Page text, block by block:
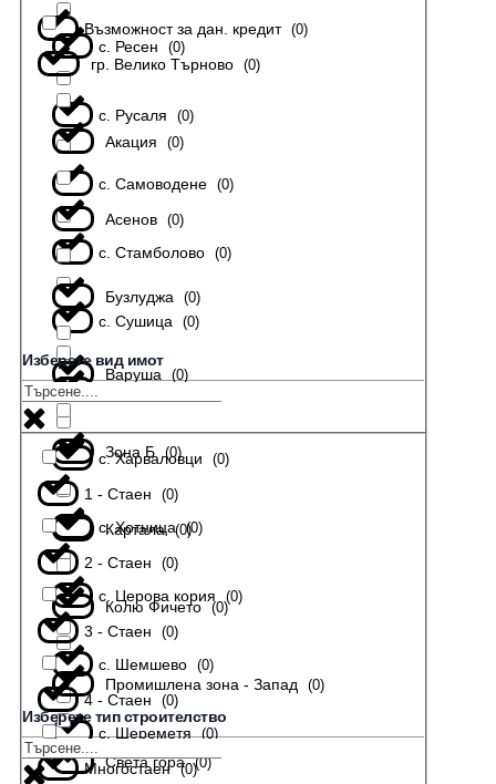
с. Ресен (0)
с. Русаля (0)
с. Самоводене (0)
с. Стамболово (0)
с. Сушица (0)
с. Харваловци (0)
с. Хотница (0)
с. Церова кория (0)
с. Шемшево (0)
с. Шереметя (0)
Възможност за дан. кредит (0)
гр. Велико Търново (0)
Акация (0)
Асенов (0)
Бузлуджа (0)
Варуша (0)
Зона Б (0)
Картала (0)
Колю Фичето (0)
Промишлена зона - Запад (0)
Света гора (0)
Изберете вид имот
1 - Стаен (0)
2 - Стаен (0)
3 - Стаен (0)
4 - Стаен (0)
Многостаен (0)
Изберете тип строителство